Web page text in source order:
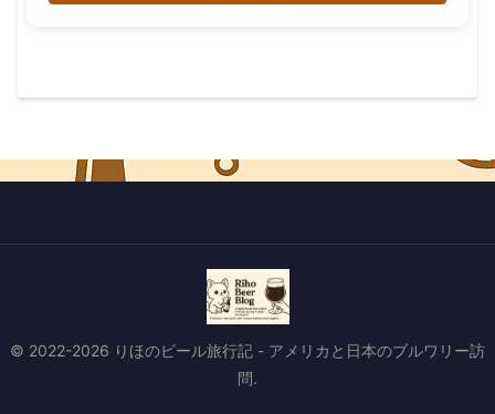
© 2022-2026 りほのビール旅行記 - アメリカと日本のブルワリー訪
問.